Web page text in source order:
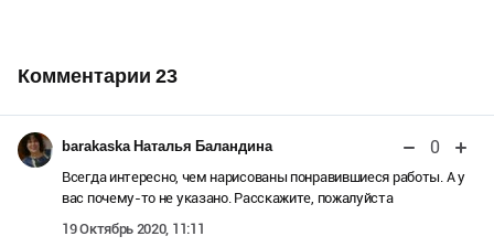
Комментарии 23
barakaska Наталья Баландина 0
Всегда интересно, чем нарисованы понравившиеся работы. А у
вас почему-то не указано. Расскажите, пожалуйста
19 Октябрь 2020, 11:11